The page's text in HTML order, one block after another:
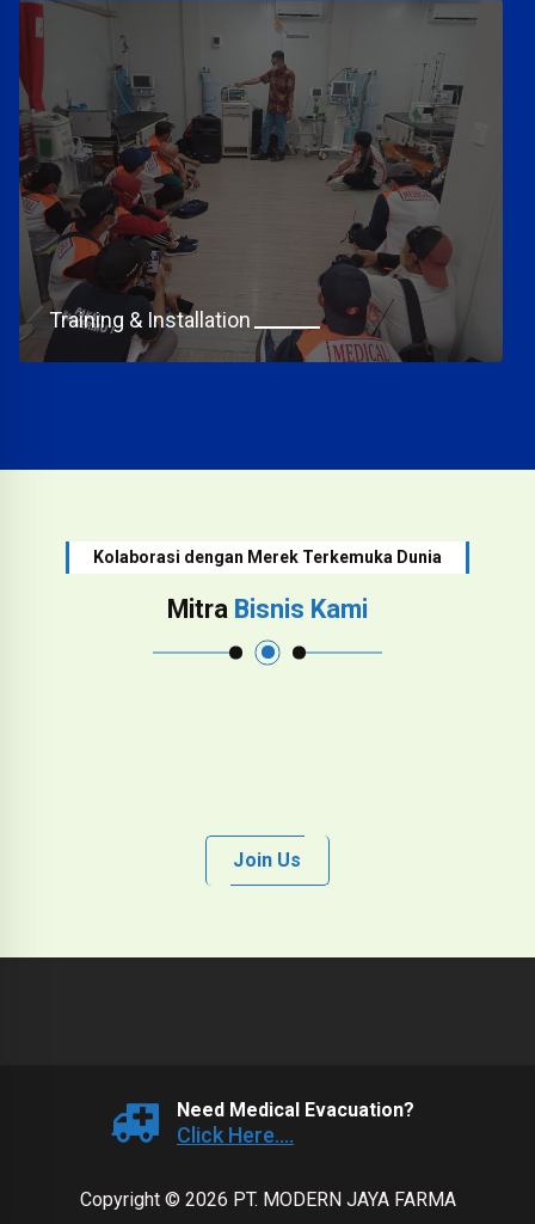
Training & Installation
Kolaborasi dengan Merek Terkemuka Dunia
Mitra Bisnis Kami
Join Us
Need Medical Evacuation?
Click Here....
Copyright © 2026 PT. MODERN JAYA FARMA